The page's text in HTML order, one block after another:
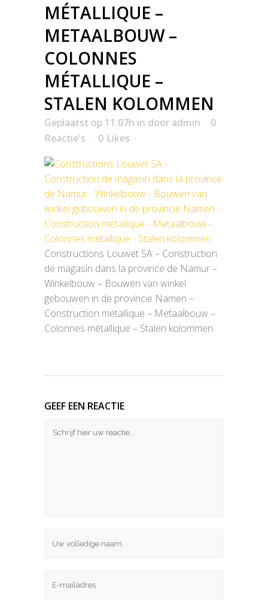
MÉTALLIQUE –
METAALBOUW –
COLONNES
MÉTALLIQUE –
STALEN KOLOMMEN
Geplaatst op 11:07h in door admin
0
Reactie's
0 Likes
Constructions Louwet SA – Construction
de magasin dans la province de Namur –
Winkelbouw – Bouwen van winkel
gebouwen in de provincie Namen –
Construction métallique – Metaalbouw –
Colonnes métallique – Stalen kolommen
GEEF EEN REACTIE